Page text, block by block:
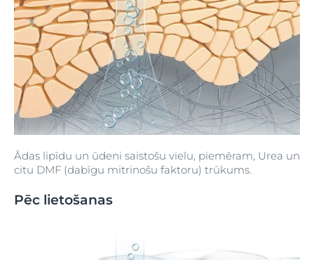
Ādas lipīdu un ūdeni saistošu vielu, piemēram, Urea un
citu DMF (dabīgu mitrinošu faktoru) trūkums.
Pēc lietošanas